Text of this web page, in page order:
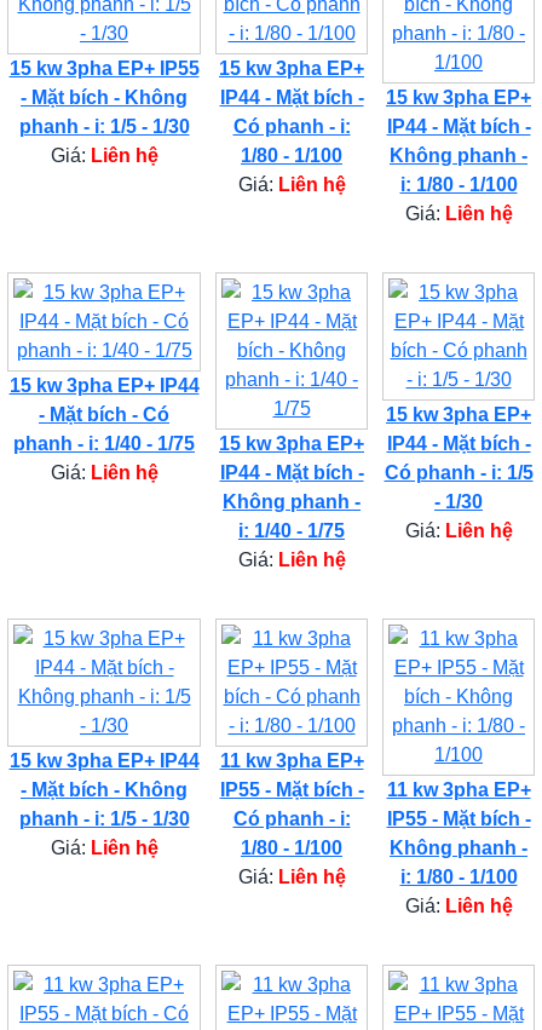
15 kw 3pha EP+ IP55
- Mặt bích - Không
phanh - i: 1/5 - 1/30
Giá: Liên hệ
15 kw 3pha EP+
IP44 - Mặt bích -
Có phanh - i:
1/80 - 1/100
Giá: Liên hệ
15 kw 3pha EP+
IP44 - Mặt bích -
Không phanh -
i: 1/80 - 1/100
Giá: Liên hệ
15 kw 3pha EP+ IP44
- Mặt bích - Có
phanh - i: 1/40 - 1/75
Giá: Liên hệ
15 kw 3pha EP+
IP44 - Mặt bích -
Không phanh -
i: 1/40 - 1/75
Giá: Liên hệ
15 kw 3pha EP+
IP44 - Mặt bích -
Có phanh - i: 1/5
- 1/30
Giá: Liên hệ
15 kw 3pha EP+ IP44
- Mặt bích - Không
phanh - i: 1/5 - 1/30
Giá: Liên hệ
11 kw 3pha EP+
IP55 - Mặt bích -
Có phanh - i:
1/80 - 1/100
Giá: Liên hệ
11 kw 3pha EP+
IP55 - Mặt bích -
Không phanh -
i: 1/80 - 1/100
Giá: Liên hệ